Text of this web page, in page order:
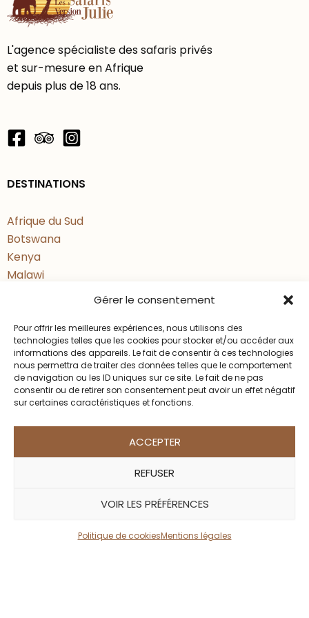
Gérer le consentement
Pour offrir les meilleures expériences, nous utilisons des
technologies telles que les cookies pour stocker et/ou accéder aux
informations des appareils. Le fait de consentir à ces technologies
nous permettra de traiter des données telles que le comportement
de navigation ou les ID uniques sur ce site. Le fait de ne pas
consentir ou de retirer son consentement peut avoir un effet négatif
sur certaines caractéristiques et fonctions.
ACCEPTER
REFUSER
VOIR LES PRÉFÉRENCES
Politique de cookiesMentions légales
Le Mont Mulanje ne se découvre pas
depuis un lodge, mais en itinérance
douce, avec des nuits en refuges de
dizaine, permettant d’adapter les
rythme et de votre niveau.
confortables, offrent une expérience
authentique : cuisine sur place (en
d’un feu en extérieur, et soirées au
cœur d’une nature totalement
préservée.
Accompagnés de guides locaux
expérimentés, vous partez à la
découverte de sentiers variés : forêts
impressionnantes, cascades et
piscines naturelles dans lesquelles
vous pourrez vous rafraîchir en cours
de route.
imaginer, il n’est pas nécessaire
L'agence spécialiste des safaris privés
et sur-mesure en Afrique
depuis plus de 18 ans.
DESTINATIONS
Afrique du Sud
Botswana
Kenya
Malawi
Rwanda
Tanzanie
ACCÉS RAPIDE
Conseils d’Expert, blog
Créez votre Safari sur mesure
Conditions générales de vente – Les safaris version